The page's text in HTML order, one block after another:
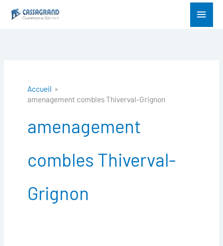
Menu
Accueil
amenagement combles Thiverval-Grignon
amenagement
combles Thiverval-
Grignon